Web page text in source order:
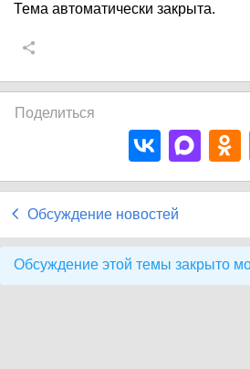
Тема автоматически закрыта.
Поделиться
Обсуждение новостей
Обсуждение этой темы закрыто